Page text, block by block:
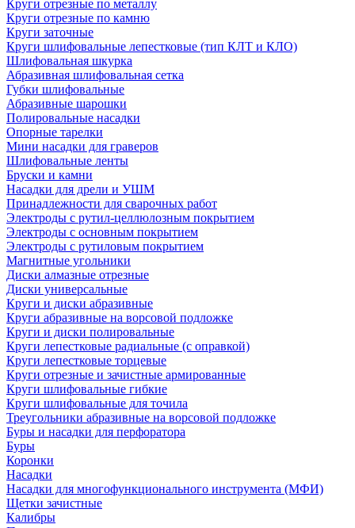
Круги отрезные по металлу
Круги отрезные по камню
Круги заточные
Круги шлифовальные лепестковые (тип КЛТ и КЛО)
Шлифовальная шкурка
Абразивная шлифовальная сетка
Губки шлифовальные
Абразивные шарошки
Полировальные насадки
Опорные тарелки
Мини насадки для граверов
Шлифовальные ленты
Бруски и камни
Насадки для дрели и УШМ
Принадлежности для сварочных работ
Электроды с рутил-целлюлозным покрытием
Электроды с основным покрытием
Электроды с рутиловым покрытием
Магнитные угольники
Диски алмазные отрезные
Диски универсальные
Круги и диски абразивные
Круги абразивные на ворсовой подложке
Круги и диски полировальные
Круги лепестковые радиальные (с оправкой)
Круги лепестковые торцевые
Круги отрезные и зачистные армированные
Круги шлифовальные гибкие
Круги шлифовальные для точила
Треугольники абразивные на ворсовой подложке
Буры и насадки для перфоратора
Буры
Коронки
Насадки
Насадки для многофункционального инструмента (МФИ)
Щетки зачистные
Калибры